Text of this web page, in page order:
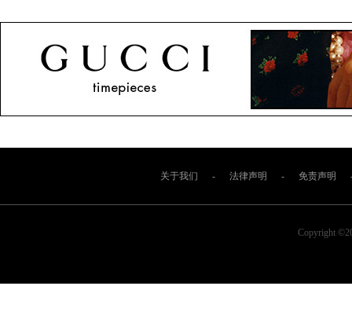
关于我们 - 法律声明 - 免责声明
Copyright